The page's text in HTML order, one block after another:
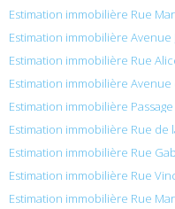
Estimation immobilière Rue
Estimation immobilière
Estimation immobilière Rue
Estimation immobilière
Estimation immobilière
Estimation immobilière Rue de
Estimation immobilière Rue
Estimation immobilière Rue
Estimation immobilière Rue